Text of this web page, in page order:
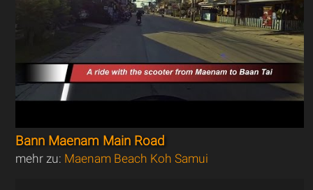
Bann Maenam Main Road
mehr zu: Maenam Beach Koh Samui